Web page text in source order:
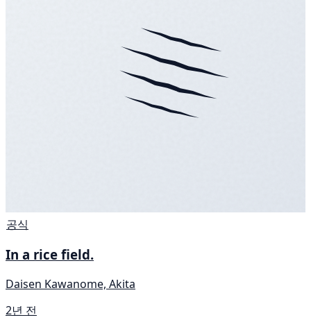
공식
In a rice field.
Daisen Kawanome, Akita
2년 전